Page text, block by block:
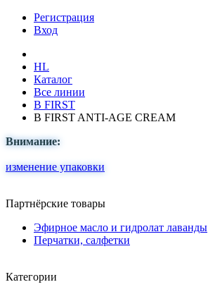
Регистрация
Вход
HL
Каталог
Все линии
B FIRST
B FIRST ANTI-AGE CREAM
Внимание:
изменение упаковки
Партнёрские товары
Эфирное масло и гидролат лаванды
Перчатки, салфетки
Категории